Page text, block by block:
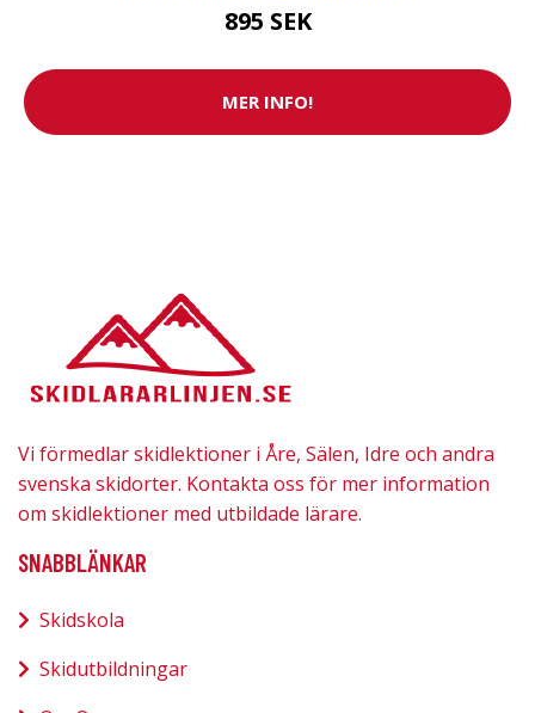
895 SEK
MER INFO!
Vi förmedlar skidlektioner i Åre, Sälen, Idre och andra
svenska skidorter. Kontakta oss för mer information
om skidlektioner med utbildade lärare.
SNABBLÄNKAR
Skidskola
Skidutbildningar